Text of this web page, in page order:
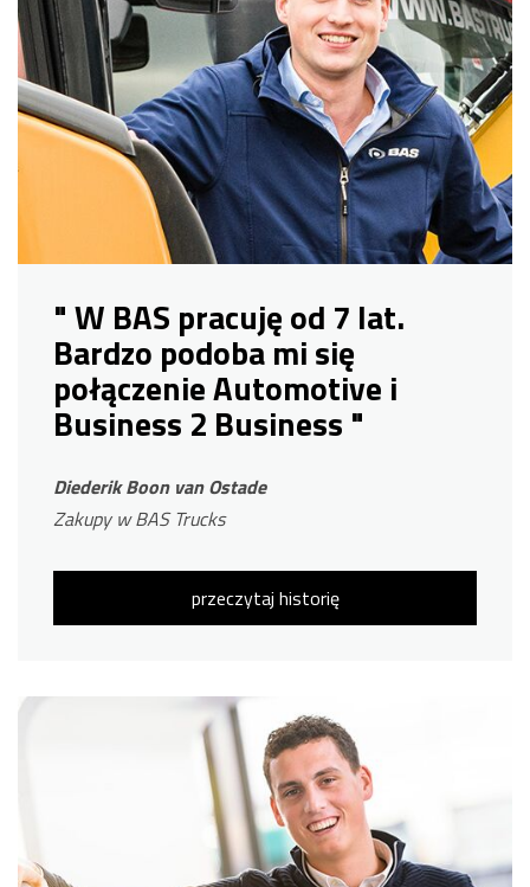
" W BAS pracuję od 7 lat.
Bardzo podoba mi się
połączenie Automotive i
Business 2 Business "
Diederik Boon van Ostade
Zakupy w BAS Trucks
przeczytaj historię